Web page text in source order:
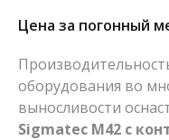
Цена за погонный
оборудования во
выносливости
Sigmatec M42 с